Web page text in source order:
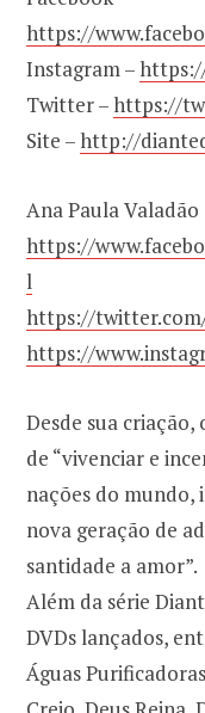
https://
Instagram –
Twitter –https://
Site –http://
Ana Paula Valadão
https://
l
https://
https://
Desde sua
de “vivenciar e
nações do mundo,
nova geração de
santidade a amor”.
Além da série
DVDs lançados,
Águas